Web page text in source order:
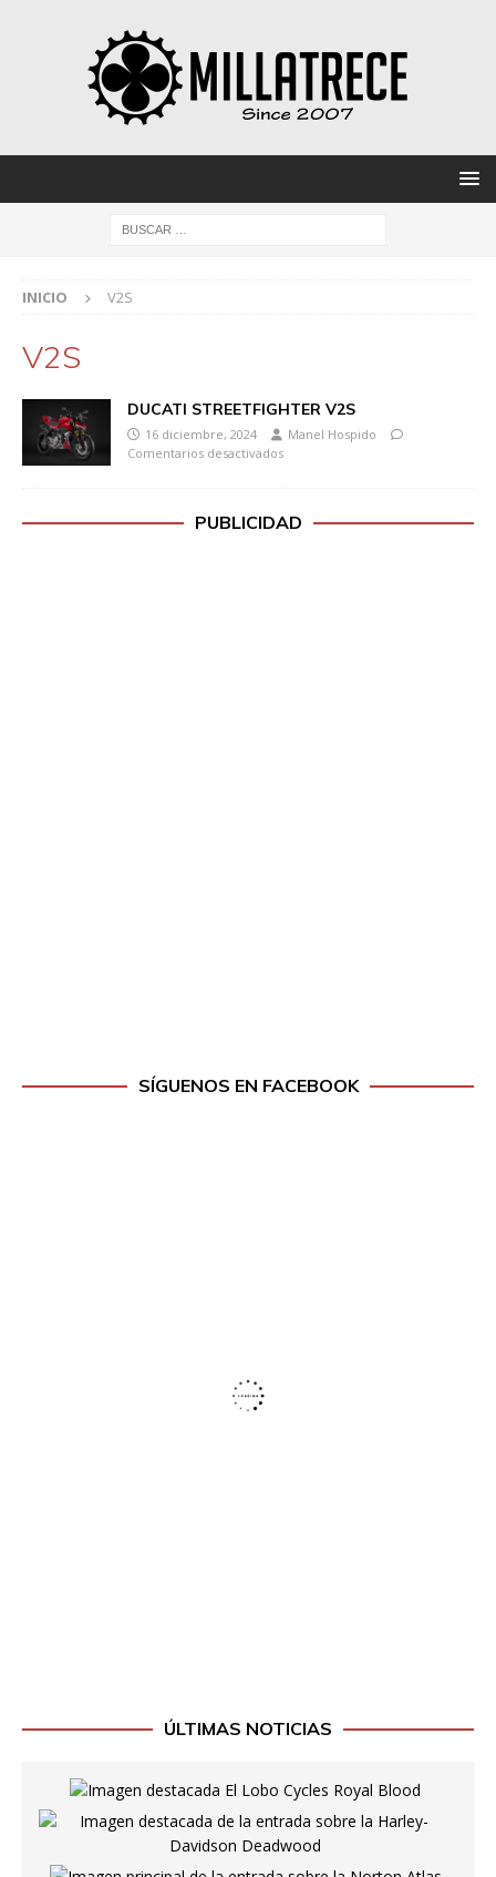
INICIO V2S
V2S
DUCATI STREETFIGHTER V2S
16 diciembre, 2024
Manel Hospido
Comentarios desactivados
PUBLICIDAD
SÍGUENOS EN FACEBOOK
ÚLTIMAS NOTICIAS